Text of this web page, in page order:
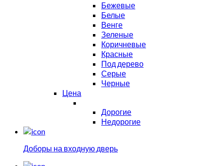
Бежевые
Белые
Венге
Зеленые
Коричневые
Красные
Под дерево
Серые
Черные
Цена
Дорогие
Недорогие
Доборы на входную дверь